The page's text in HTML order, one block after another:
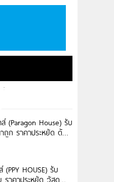
(Paragon House) รับ
ถูก ราคาประหยัด ด้วย
HOUSE) รับ
ราคาประหยัด วัสดุ